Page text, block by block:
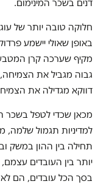
דנים בשכר המינימום.
חלוקה טובה יותר של
באופן שאולי יישמע
מקיף שערכה קרן המטבע
גבוה מגביל את הצמיחה,
דווקא מגדילה את
מכאן שכדי לטפל בשכר
למדיניות תגמול שלמה,
תחילה בין ההון במשק
יותר בין העובדים
בסך הכל עובדים, הם לא